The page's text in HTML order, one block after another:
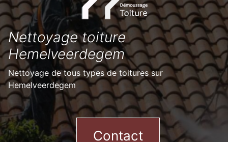
Nettoyage toiture
Hemelveerdegem
Nettoyage de tous types de toitures sur
Hemelveerdegem
Contact